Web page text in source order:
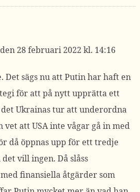
28 februari 2022 kl. 14:16
Det sägs nu att Putin har haft en
för att på nytt upprätta ett
Ukrainas tur att underordna
vet att USA inte vågar gå in med
då öppnas upp för ett tredje
vill ingen. Då slåss
finansiella åtgärder som